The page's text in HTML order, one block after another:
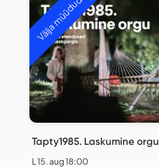
Välja müüdud
Tapty1985. Laskumine orgu
L 15. aug 18:00